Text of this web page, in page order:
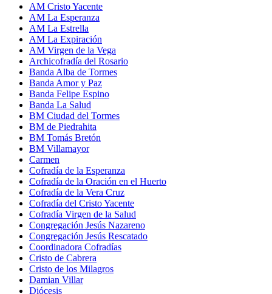
AM Cristo Yacente
AM La Esperanza
AM La Estrella
AM La Expiración
AM Virgen de la Vega
Archicofradía del Rosario
Banda Alba de Tormes
Banda Amor y Paz
Banda Felipe Espino
Banda La Salud
BM Ciudad del Tormes
BM de Piedrahita
BM Tomás Bretón
BM Villamayor
Carmen
Cofradía de la Esperanza
Cofradía de la Oración en el Huerto
Cofradía de la Vera Cruz
Cofradía del Cristo Yacente
Cofradía Virgen de la Salud
Congregación Jesús Nazareno
Congregación Jesús Rescatado
Coordinadora Cofradías
Cristo de Cabrera
Cristo de los Milagros
Damian Villar
Diócesis